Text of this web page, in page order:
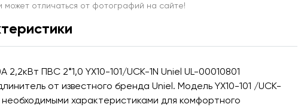
отличаться от фотографий на сайте!
ПВС 2*1,0 YX10-101/UCK-1N Uniel UL-00010801
от известного бренда Uniel. Модель YX10-101 /UCK-
характеристиками для комфортного